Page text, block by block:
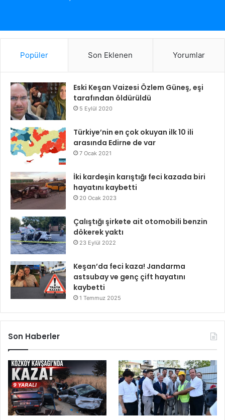
Popüler Son Eklenen Yorumlar
Eski Keşan Vaizesi Özlem Güneş, eşi
tarafından öldürüldü
5 Eylül 2020
Türkiye’nin en çok okuyan ilk 10 ili
arasında Edirne de var
7 Ocak 2021
İki kardeşin karıştığı feci kazada biri
hayatını kaybetti
20 Ocak 2023
Çalıştığı şirkete ait otomobili benzin
dökerek yaktı
23 Eylül 2022
Keşan’da feci kaza! Jandarma
astsubay ve genç çift hayatını
kaybetti
1 Temmuz 2025
Son Haberler